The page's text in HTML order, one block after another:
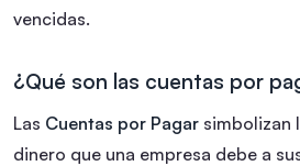
vencidas.
¿Qué son las cuentas por
Las Cuentas por Pagar simbolizan
dinero que una empresa debe a